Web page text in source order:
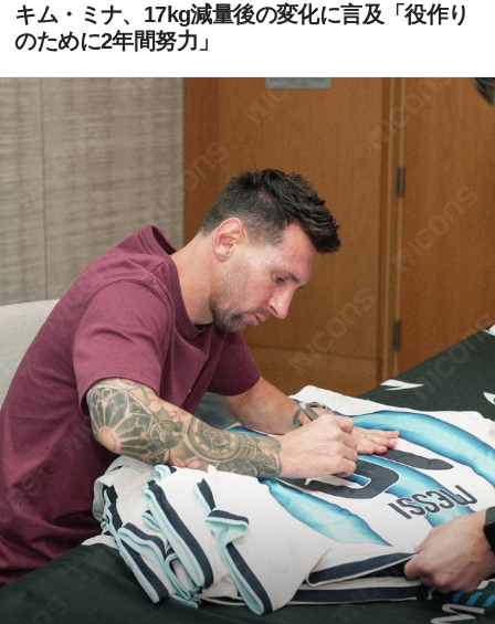
キム・ミナ、17kg減量後の変化に言及「役作り
のために2年間努力」